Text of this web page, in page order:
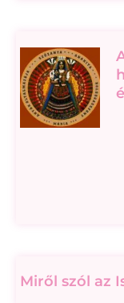
Miről szól az